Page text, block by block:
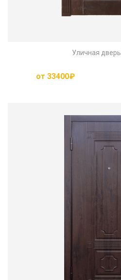
Уличная дверь
от 33400₽